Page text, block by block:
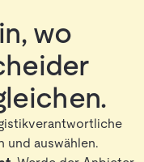
wo
und auswählen.